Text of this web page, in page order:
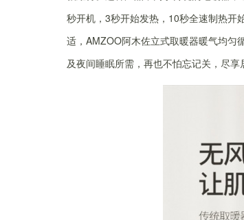
秒开机，3秒开始发热，10秒全速制热开
适，AMZOO阿木佐立式取暖器暖气均匀
及夜间睡眠所需，再也不怕忘记关，尽享